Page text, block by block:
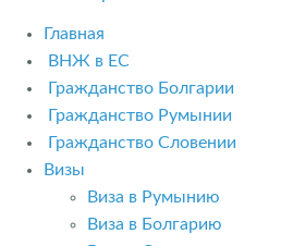
Главная
ВНЖ в ЕС
Гражданство Болгарии
Гражданство Румынии
Гражданство Словении
Визы
Виза в Румынию
Виза в Болгарию